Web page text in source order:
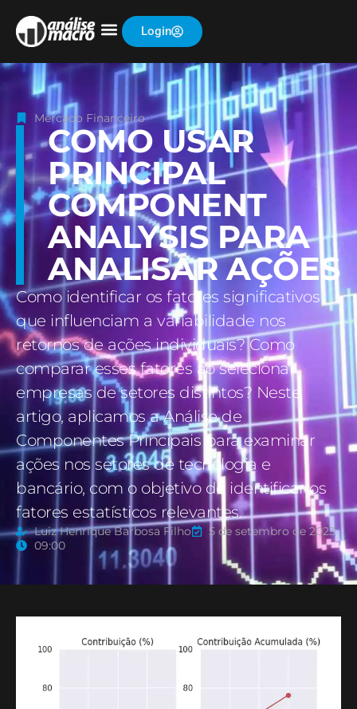
Login
Mercado Financeiro
COMO USAR
PRINCIPAL
COMPONENT
ANALYSIS PARA
ANALISAR AÇÕES
Como identificar os fatores significativos
que influenciam a variabilidade nos
retornos de ações individuais? Como
comparar esses fatores ao selecionar
empresas de setores distintos? Neste
artigo, aplicamos a Análise de
Componentes Principais para examinar
ações nos setores de tecnologia e
bancário, com o objetivo de identificar os
fatores estatísticos relevantes.
Luiz Henrique Barbosa Filho
5 de setembro de 2023
09:00